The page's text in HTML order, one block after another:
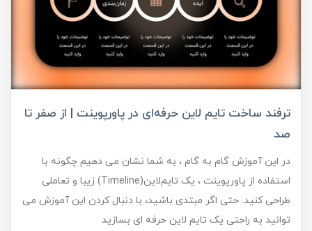
ترفند ساخت تایم لاین حرفه‌ای در پاورپوینت | از صفر تا
صد
در این آموزش گام به گام ، به شما نشان می دهیم چگونه با
استفاده از پاورپوینت ، یک تایم‌لاین(Timeline) زیبا و تعاملی
طراحی کنید. حتی اگر مبتدی باشید، با دنبال کردن این آموزش می
توانید به راحتی یک تایم لاین حرفه ای بسازید